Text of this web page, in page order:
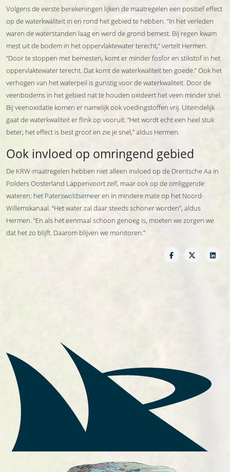
Volgens de eerste berekeningen lijken de maatregelen een positief effect
op de waterkwaliteit in en rond het gebied te hebben. “In het verleden
waren de waterstanden laag en werd de grond bemest. Bij regen kwam
mest uit de bodem in het oppervlaktewater terecht,” vertelt Hermen.
“Door te stoppen met bemesten, komt er minder fosfor en stikstof in het
oppervlaktewater terecht. Dat komt de waterkwaliteit ten goede.” Ook het
verhogen van het waterpeil is gunstig voor de waterkwaliteit. Door de
veenbodems in het gebied nat te houden oxideert het veen minder snel.
Bij veenoxidatie komen er namelijk ook voedingstoffen vrij. Uiteindelijk
gaat de waterkwaliteit er flink op vooruit. “Het wordt echt een heel stuk
beter, het effect is best groot en zie je snel,” aldus Hermen.
Ook invloed op omringend gebied
De KRW-maatregelen hebben niet alleen invloed op de Drentsche Aa in
Polders Oosterland Lappenvoort zelf, maar ook op de omliggende
wateren: het Paterswoldsemeeren in mindere mate op het Noord-
Willemskanaal. “Het water zal daar steeds schoner worden”, aldus
Hermen. “En als het eenmaal schoon genoeg is, moeten we zorgen we
dat het zo blijft. Daarom blijven we monitoren.”